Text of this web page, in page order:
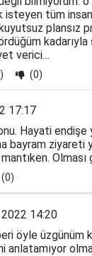
tüm
plansız
verici…
(0)
17:17
Hayati endişe
bayram ziyareti
Olması
(0)
14:20
öyle üzgünüm
anlatamıyor